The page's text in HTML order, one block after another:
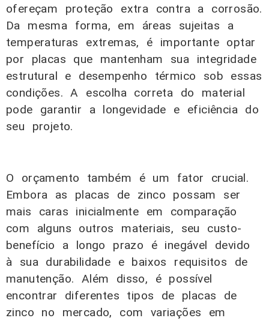
ofereçam proteção extra contra a corrosão.
Da mesma forma, em áreas sujeitas a
temperaturas extremas, é importante optar
por placas que mantenham sua integridade
estrutural e desempenho térmico sob essas
condições. A escolha correta do material
pode garantir a longevidade e eficiência do
seu projeto.
O orçamento também é um fator crucial.
Embora as placas de zinco possam ser
mais caras inicialmente em comparação
com alguns outros materiais, seu custo-
benefício a longo prazo é inegável devido
à sua durabilidade e baixos requisitos de
manutenção. Além disso, é possível
encontrar diferentes tipos de placas de
zinco no mercado, com variações em